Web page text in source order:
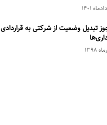
تبدیل وضعیت از شرکتی به قراردادی